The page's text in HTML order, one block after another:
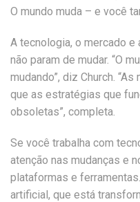
O mundo muda – e você
A tecnologia, o mercado
não param de mudar. “O
mudando”, diz Church.
que as estratégias que
obsoletas”, completa.
Se você trabalha com
atenção nas mudanças e
plataformas e
artificial, que está